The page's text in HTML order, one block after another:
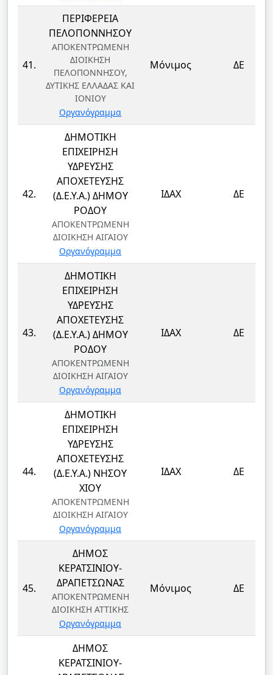
41.
ΠΕΡΙΦΕΡΕΙΑ
ΠΕΛΟΠΟΝΝΗΣΟΥ
ΑΠΟΚΕΝΤΡΩΜΕΝΗ
ΔΙΟΙΚΗΣΗ
ΠΕΛΟΠΟΝΝΗΣΟΥ,
ΔΥΤΙΚΗΣ ΕΛΛΑΔΑΣ ΚΑΙ
ΙΟΝΙΟΥ
Οργανόγραμμα
Μόνιμος ΔΕ
42.
ΔΗΜΟΤΙΚΗ
ΕΠΙΧΕΙΡΗΣΗ
ΥΔΡΕΥΣΗΣ
ΑΠΟΧΕΤΕΥΣΗΣ
(Δ.Ε.Υ.Α.) ΔΗΜΟΥ
ΡΟΔΟΥ
ΑΠΟΚΕΝΤΡΩΜΕΝΗ
ΔΙΟΙΚΗΣΗ ΑΙΓΑΙΟΥ
Οργανόγραμμα
ΙΔΑΧ ΔΕ
43.
ΔΗΜΟΤΙΚΗ
ΕΠΙΧΕΙΡΗΣΗ
ΥΔΡΕΥΣΗΣ
ΑΠΟΧΕΤΕΥΣΗΣ
(Δ.Ε.Υ.Α.) ΔΗΜΟΥ
ΡΟΔΟΥ
ΑΠΟΚΕΝΤΡΩΜΕΝΗ
ΔΙΟΙΚΗΣΗ ΑΙΓΑΙΟΥ
Οργανόγραμμα
ΙΔΑΧ ΔΕ
44.
ΔΗΜΟΤΙΚΗ
ΕΠΙΧΕΙΡΗΣΗ
ΥΔΡΕΥΣΗΣ
ΑΠΟΧΕΤΕΥΣΗΣ
(Δ.Ε.Υ.Α.) ΝΗΣΟΥ
ΧΙΟΥ
ΑΠΟΚΕΝΤΡΩΜΕΝΗ
ΔΙΟΙΚΗΣΗ ΑΙΓΑΙΟΥ
Οργανόγραμμα
ΙΔΑΧ ΔΕ
45.
ΔΗΜΟΣ
ΚΕΡΑΤΣΙΝΙΟΥ-
ΔΡΑΠΕΤΣΩΝΑΣ
ΑΠΟΚΕΝΤΡΩΜΕΝΗ
ΔΙΟΙΚΗΣΗ ΑΤΤΙΚΗΣ
Οργανόγραμμα
Μόνιμος ΔΕ
ΔΗΜΟΣ
ΚΕΡΑΤΣΙΝΙΟΥ-